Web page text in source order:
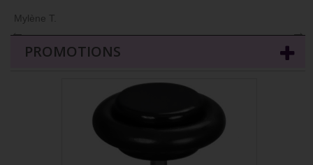
Mylène T.
→
←
PROMOTIONS